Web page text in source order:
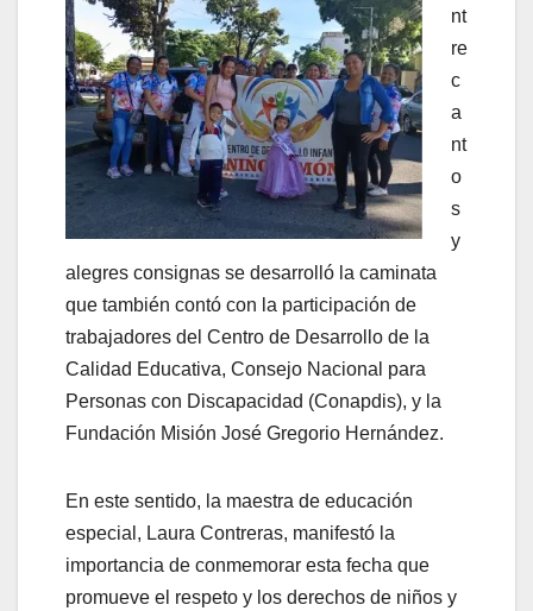
nt
re
c
a
nt
o
s
y
alegres consignas se desarrolló la caminata
que también contó con la participación de
trabajadores del Centro de Desarrollo de la
Calidad Educativa, Consejo Nacional para
Personas con Discapacidad (Conapdis), y la
Fundación Misión José Gregorio Hernández.
En este sentido, la maestra de educación
especial, Laura Contreras, manifestó la
importancia de conmemorar esta fecha que
promueve el respeto y los derechos de niños y